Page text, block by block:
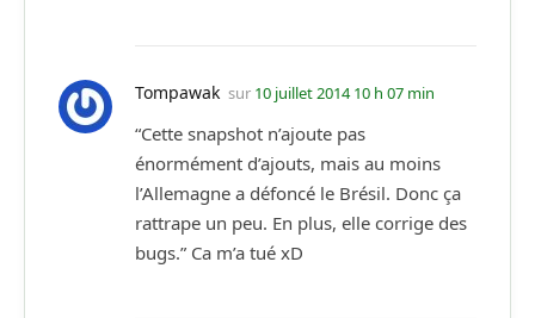
Tompawak sur 10 juillet 2014 10 h 07 min
“Cette snapshot n’ajoute pas
énormément d’ajouts, mais au moins
l’Allemagne a défoncé le Brésil. Donc ça
rattrape un peu. En plus, elle corrige des
bugs.” Ca m’a tué xD